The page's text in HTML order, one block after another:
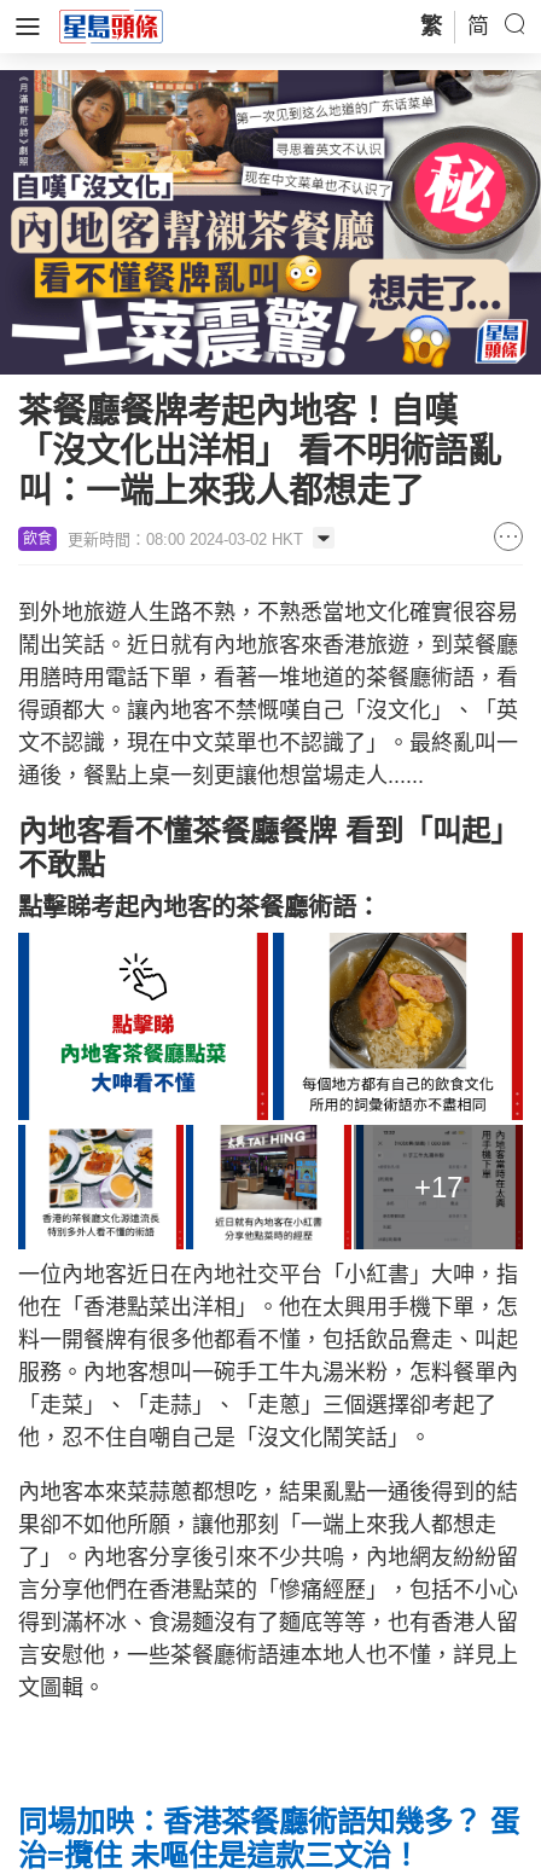
繁 简
茶餐廳餐牌考起內地客！自嘆
「沒文化出洋相」 看不明術語亂
叫：一端上來我人都想走了
飲食 更新時間：08:00 2024-03-02 HKT
到外地旅遊人生路不熟，不熟悉當地文化確實很容易
鬧出笑話。近日就有內地旅客來香港旅遊，到菜餐廳
用膳時用電話下單，看著一堆地道的茶餐廳術語，看
得頭都大。讓內地客不禁慨嘆自己「沒文化」、「英
文不認識，現在中文菜單也不認識了」。最終亂叫一
通後，餐點上桌一刻更讓他想當場走人......
內地客看不懂茶餐廳餐牌 看到「叫起」
不敢點
點擊睇考起內地客的茶餐廳術語：
+17
一位內地客近日在內地社交平台「小紅書」大呻，指
他在「香港點菜出洋相」。他在太興用手機下單，怎
料一開餐牌有很多他都看不懂，包括飲品鴦走、叫起
服務。內地客想叫一碗手工牛丸湯米粉，怎料餐單內
「走菜」、「走蒜」、「走蔥」三個選擇卻考起了
他，忍不住自嘲自己是「沒文化鬧笑話」。
內地客本來菜蒜蔥都想吃，結果亂點一通後得到的結
果卻不如他所願，讓他那刻「一端上來我人都想走
了」。內地客分享後引來不少共嗚，內地網友紛紛留
言分享他們在香港點菜的「慘痛經歷」，包括不小心
得到滿杯冰、食湯麵沒有了麵底等等，也有香港人留
言安慰他，一些茶餐廳術語連本地人也不懂，詳見上
文圖輯。
同場加映：香港茶餐廳術語知幾多？ 蛋
治=攬住 未嘔住是這款三文治！